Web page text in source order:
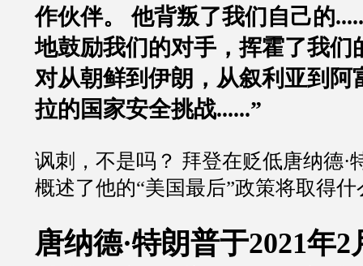
作伙伴。 他背叛了我们自己的
地鼓励我们的对手，挥霍了我们
对从朝鲜到伊朗，从叙利亚到阿
拉的国家安全挑战......”
讽刺，不是吗？ 拜登在贬低唐纳德·
概述了他的“美国最后”政策将取得
唐纳德·特朗普于2021年